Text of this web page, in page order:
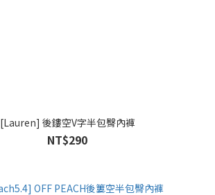
[Lauren] 後鏤空V字半包臀內褲
NT$290